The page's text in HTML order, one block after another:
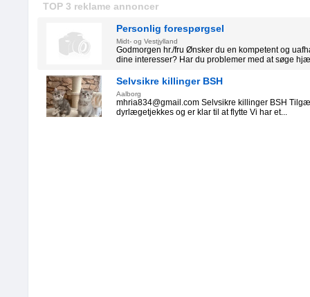
TOP 3 reklame annoncer
Personlig forespørgsel
Midt- og Vestjylland
Godmorgen hr./fru Ønsker du en kompetent og
dine interesser? Har du problemer med at søge
Selvsikre killinger BSH
Aalborg
mhria834@gmail.com Selvsikre killinger BSH
dyrlægetjekkes og er klar til at flytte Vi har et...